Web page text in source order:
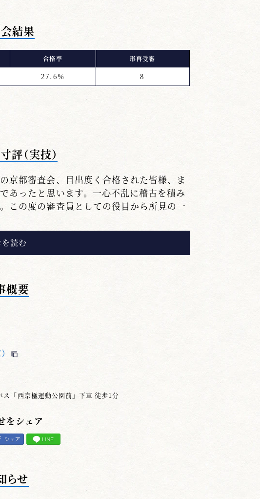
結果
合格率 形再受審
27.6% 8
評（実技）
京都審査会、目出度く合格された皆様、ま
あったと思います。一心不乱に稽古を積み
この度の審査員としての役目から所見の一
したが、「無駄、無理打ちが多い」「打
なからず気にかかりました。無駄、無理打
なければ、その美しさは半減してしまう。
も大切な要点として習い修めてくださ
らの指摘を謙虚に受け止め、その箴言を
します。
たれた訳です。今後は武を求める姿勢を
（剣道形）
概要
「西京極運動公園前」下車 徒歩1分
をシェア
らせ